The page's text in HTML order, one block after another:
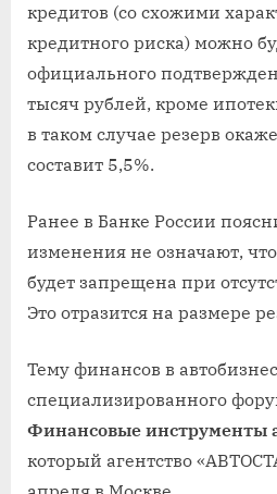
кредитов (со схожими
кредитного риска) можно
официального
тысяч рублей, кроме
в таком случае резерв
составит 5,5%.
Ранее в Банке России
изменения не означают,
будет запрещена при
Это отразится на размере
Тему финансов в
специализированного
Финансовые инструменты
который агентство